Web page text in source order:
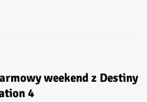
weekend z Destiny
4